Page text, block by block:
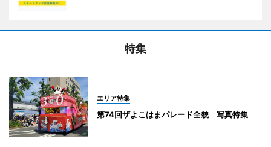
特集
エリア特集
第74回ザよこはまパレード全貌 写真特集